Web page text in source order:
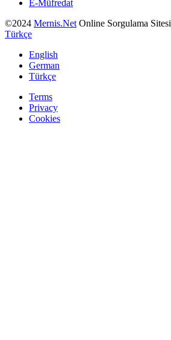
E-Müfredat
©2024 Mernis.Net Online Sorgulama Sitesi
Türkçe
English
German
Türkçe
Terms
Privacy
Cookies